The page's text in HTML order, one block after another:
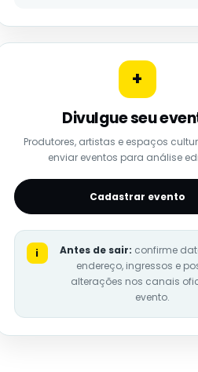
+
Divulgue seu
Produtores, artistas e espaços
enviar eventos para análise
Cadastrar evento
i Antes de sair: confirme
endereço, ingressos e
alterações nos canais
evento.